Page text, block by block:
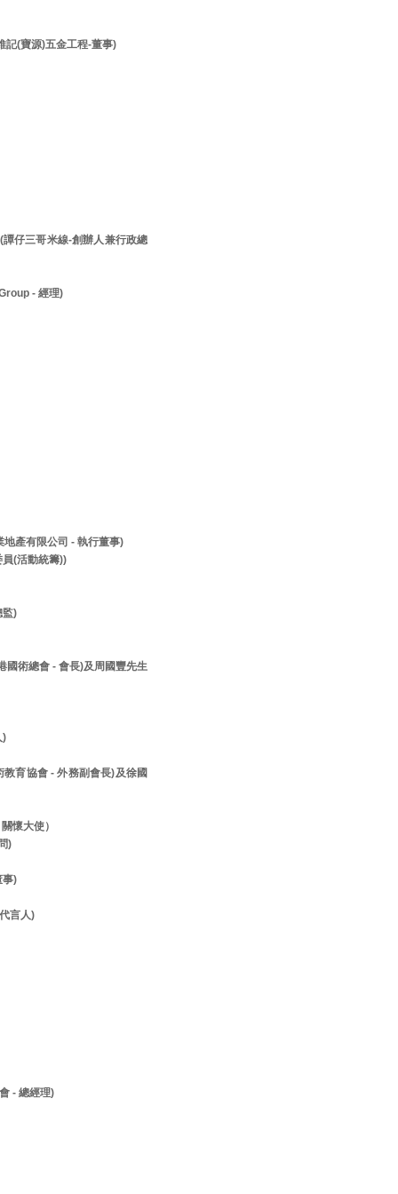
記(寶源)五金工程-董事)
仔三哥米線-創辦人兼行政總
- 經理)
產有限公司 - 執行董事)
(活動統籌))
監)
國術總會 - 會長)及周國豐先生
)
育協會 - 外務副會長)及徐國
懷大使）
)
事)
言人)
- 總經理)